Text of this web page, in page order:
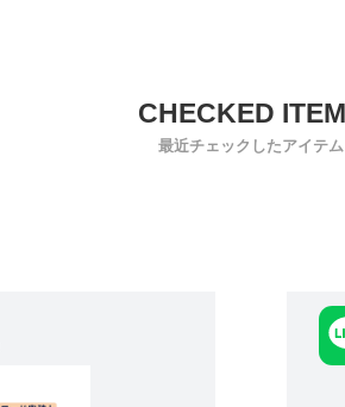
最近チェックしたアイテム